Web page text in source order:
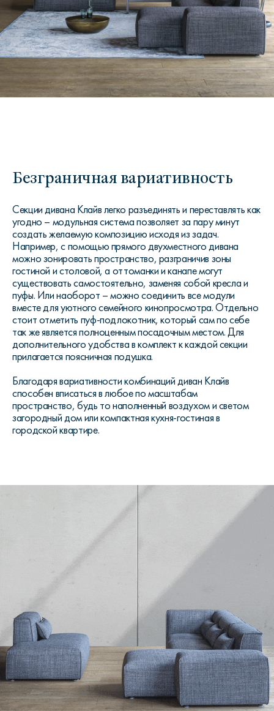
Безграничная вариативность
Секции дивана Клайв легко разъединять и переставлять как
угодно – модульная система позволяет за пару минут
создать желаемую композицию исходя из задач.
Например, с помощью прямого двухместного дивана
можно зонировать пространство, разграничив зоны
гостиной и столовой, а оттоманки и канапе могут
существовать самостоятельно, заменяя собой кресла и
пуфы. Или наоборот – можно соединить все модули
вместе для уютного семейного кинопросмотра. Отдельно
стоит отметить пуф-подлокотник, который сам по себе
так же является полноценным посадочным местом. Для
дополнительного удобства в комплект к каждой секции
прилагается поясничная подушка.
Благодаря вариативности комбинаций диван Клайв
способен вписаться в любое по масштабам
пространство, будь то наполненный воздухом и светом
загородный дом или компактная кухня-гостиная в
городской квартире.